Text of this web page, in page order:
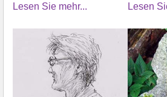
Lesen Sie mehr...
Lesen